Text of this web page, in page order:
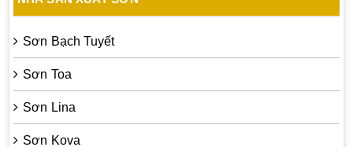
Sơn Bạch Tuyết
Sơn Toa
Sơn Lina
Sơn Kova